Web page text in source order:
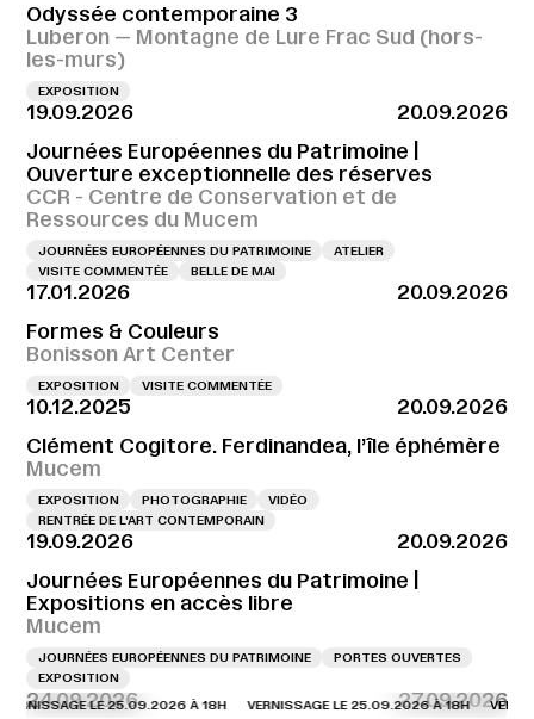
Odyssée contemporaine 3
Luberon — Montagne de Lure Frac Sud (hors-
les-murs)
EXPOSITION
19.09.2026
20.09.2026
Journées Européennes du Patrimoine |
Ouverture exceptionnelle des réserves
CCR - Centre de Conservation et de
Ressources du Mucem
JOURNÉES EUROPÉENNES DU PATRIMOINE
ATELIER
VISITE COMMENTÉE
BELLE DE MAI
17.01.2026
20.09.2026
Formes & Couleurs
Bonisson Art Center
EXPOSITION VISITE COMMENTÉE
10.12.2025
20.09.2026
Clément Cogitore. Ferdinandea, l’île éphémère
Mucem
EXPOSITION PHOTOGRAPHIE
VIDÉO
RENTRÉE DE L'ART CONTEMPORAIN
19.09.2026
20.09.2026
Journées Européennes du Patrimoine |
Expositions en accès libre
Mucem
JOURNÉES EUROPÉENNES DU PATRIMOINE
PORTES OUVERTES
EXPOSITION
24.09.2026 27.09.2026
LE 25.09.2026 À 18H VERNISSAGE LE 25.09.2026 À 18H